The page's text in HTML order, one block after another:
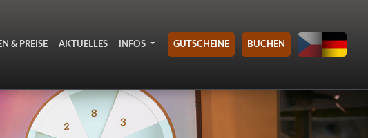
& PREISE AKTUELLES INFOS GUTSCHEINE BUCHEN